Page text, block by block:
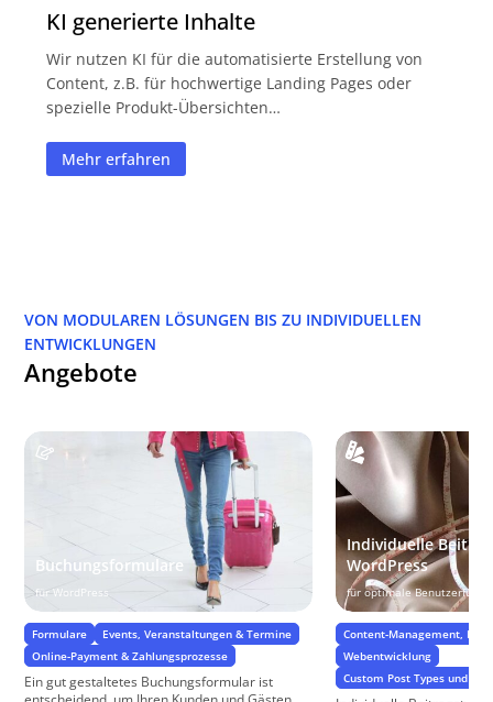
KI generierte Inhalte
Wir nutzen KI für die automatisierte Erstellung von
Content, z.B. für hochwertige Landing Pages oder
spezielle Produkt-Übersichten…
Mehr erfahren
VON MODULAREN LÖSUNGEN BIS ZU INDIVIDUELLEN
ENTWICKLUNGEN
Angebote
Buchungsformulare
für WordPress
Formulare
Events, Veranstaltungen & Termine
Online-Payment & Zahlungsprozesse
Ein gut gestaltetes Buchungsformular ist
Individuelle
WordPress
für optimale
Content-Management,
Webentwicklung
Custom Post Types und